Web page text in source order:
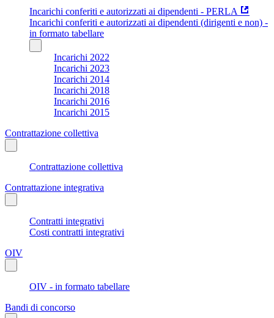
Incarichi conferiti e autorizzati ai dipendenti - PERLA
Incarichi conferiti e autorizzati ai dipendenti (dirigenti e non) -
in formato tabellare
Incarichi 2022
Incarichi 2023
Incarichi 2014
Incarichi 2018
Incarichi 2016
Incarichi 2015
Contrattazione collettiva
Contrattazione collettiva
Contrattazione integrativa
Contratti integrativi
Costi contratti integrativi
OIV
OIV - in formato tabellare
Bandi di concorso